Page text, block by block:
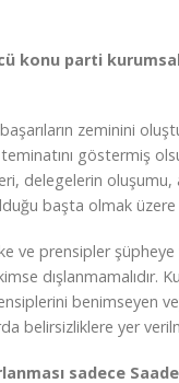
konu parti
zeminini
göstermiş
delegelerin oluşumu,
başta olmak
ve prensipler
dışlanmamalıdır.
benimseyen
belirsizliklere yer
sadece